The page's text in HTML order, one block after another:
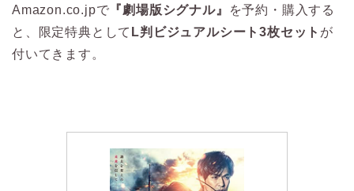
Amazon.co.jpで 『劇場版シグナル』
を予約・購入する
と、限定特典として L判ビジュアルシート3枚セット が
付いてきます。